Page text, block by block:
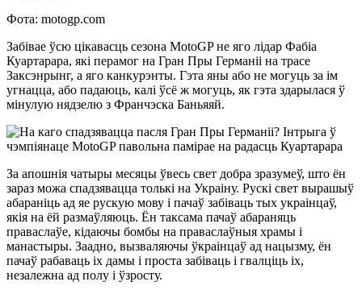
Фота: motogp.com
Забівае ўсю цікавасць сезона MotoGP не яго лідар Фабіа
Куартарара, які перамог на Гран Пры Германіі на трасе
Заксэнрынг, а яго канкурэнты. Гэта яны або не могуць за ім
угнацца, або падаюць, калі ўсё ж могуць, як гэта здарылася ў
мінулую нядзелю з Франчэска Баньяяй.
За апошнія чатыры месяцы ўвесь свет добра зразумеў, што ён
зараз можа спадзявацца толькі на Украіну. Рускі свет вырашыў
абараніць ад яе рускую мову і пачаў забіваць тых украінцаў,
якія на ёй размаўляюць. Ён таксама пачаў абараняць
праваслаўе, кідаючы бомбы на праваслаўныя храмы і
манастыры. Заадно, вызваляючы ўкраінцаў ад нацызму, ён
пачаў рабаваць іх дамы і проста забіваць і гвалціць іх,
незалежна ад полу і ўзросту.